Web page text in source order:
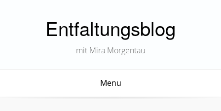
Entfaltungsblog
mit Mira Morgentau
Menu